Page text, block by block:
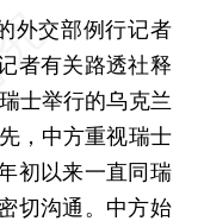
外交部例行记者
者有关路透社释
士举行的乌克兰
，中方重视瑞士
初以来一直同瑞
切沟通。中方始